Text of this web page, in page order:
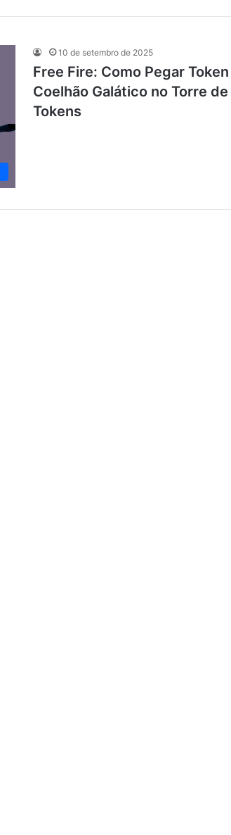
10 de setembro de 2025
Free Fire: Como Pegar Token
Coelhão Galático no Torre de
Tokens